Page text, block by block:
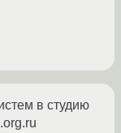
в студию